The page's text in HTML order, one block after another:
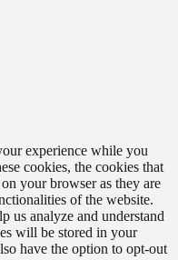
experience while you
cookies, the cookies that
your browser as they are
of the website.
us analyze and understand
will be stored in your
have the option to opt-out